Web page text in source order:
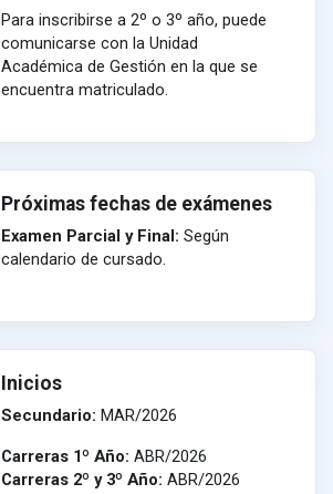
Para inscribirse a 2º o 3º año, puede
comunicarse con la Unidad
Académica de Gestión en la que se
encuentra matriculado.
Próximas fechas de exámenes
Examen Parcial y Final: Según
calendario de cursado.
Inicios
Secundario: MAR/2026
Carreras 1º Año: ABR/2026
Carreras 2º y 3º Año: ABR/2026